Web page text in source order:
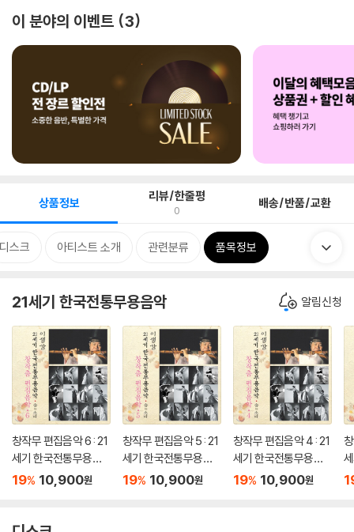
이 분야의 이벤트 3
상품정보 리뷰/한줄평
0 배송/반품/교환
디스크 아티스트 소개 관련분류 품목정보
21세기 한국전통무용음악 알림신청
창작무 편집음악 6 : 21
세기 한국전통무용음
악 춤의 소리 50 - 이생
19% 10,900원
창작무 편집음악 5 : 21
세기 한국전통무용음
악 춤의 소리 50 - 이생
19% 10,900원
창작무 편집음악 4 : 21
세기 한국전통무용음
악 춤의 소리 50 - 이생
19% 10,900원